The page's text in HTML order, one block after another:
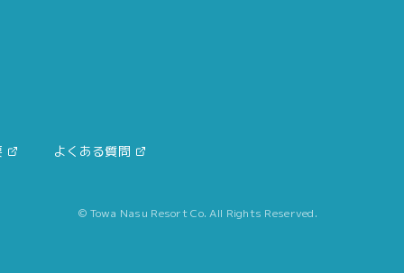
よくある質問
© Towa Nasu Resort Co. All Rights Reserved.